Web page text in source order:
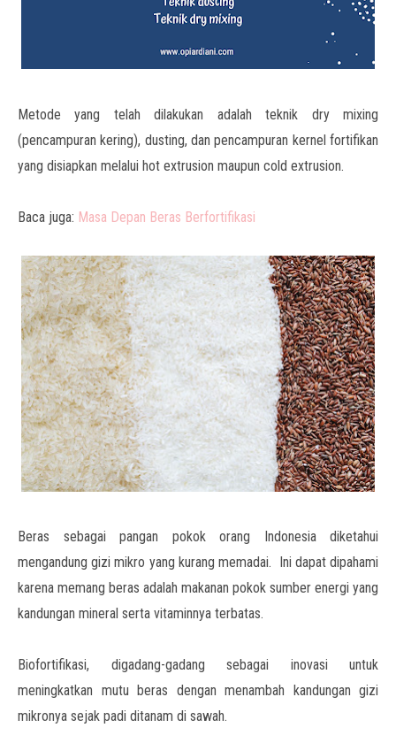
Metode yang telah dilakukan adalah teknik dry mixing
(pencampuran kering), dusting, dan pencampuran kernel fortifikan
yang disiapkan melalui hot extrusion maupun cold extrusion.
Baca juga: Masa Depan Beras Berfortifikasi
Beras sebagai pangan pokok orang Indonesia diketahui
mengandung gizi mikro yang kurang memadai. Ini dapat dipahami
karena memang beras adalah makanan pokok sumber energi yang
kandungan mineral serta vitaminnya terbatas.
Biofortifikasi, digadang-gadang sebagai inovasi untuk
meningkatkan mutu beras dengan menambah kandungan gizi
mikronya sejak padi ditanam di sawah.